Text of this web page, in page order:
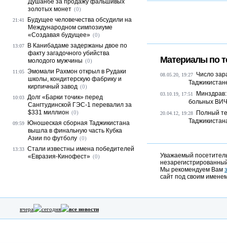
Материалы по
08.05.20, 19:27
Число
03.10.19, 17:51
больных ВИЧ
20.04.12, 19:28
Полный
Уважаемый
Мы рекомендуем Вам
сайт под своим
Душанбе за продажу фальшивых
золотых монет (0)
21:41
Будущее человечества обсудили на
Международном симпозиуме
«Создавая будущее» (0)
13:07
В Канибадаме задержаны двое по
факту загадочного убийства
молодого мужчины (0)
11:05 Эмомали Рахмон открыл в Рудаки
школы, кондитерскую фабрику и
кирпичный завод (0)
10:03 Долг «Барки точик» перед
Сангтудинской ГЭС-1 перевалил за
$331 миллион (0)
09:59
Юношеская сборная Таджикистана
вышла в финальную часть Кубка
Азии по футболу (0)
13:33 Стали известны имена победителей
«Евразия-Кинофест» (0)
вчера сегодня все новости